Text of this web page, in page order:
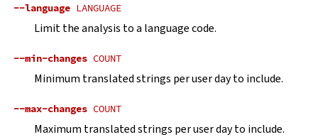
--language LANGUAGE
Limit the analysis to a language code.
--min-changes COUNT
Minimum translated strings per user day to include.
--max-changes COUNT
Maximum translated strings per user day to include.